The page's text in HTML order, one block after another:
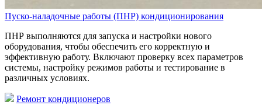
Пуско-наладочные работы (ПНР) кондиционирования
ПНР выполняются для запуска и настройки нового
оборудования, чтобы обеспечить его корректную и
эффективную работу. Включают проверку всех параметров
системы, настройку режимов работы и тестирование в
различных условиях.
Ремонт кондиционеров